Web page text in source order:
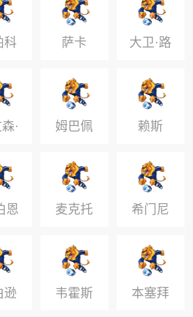
科 萨卡 大卫·路
易斯
· 姆巴佩 赖斯
恩 麦克托
米奈
希门尼
斯
逊 韦霍斯 本塞拜